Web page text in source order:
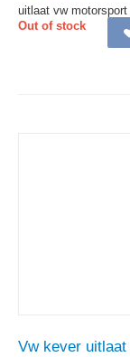
uitlaat vw
Out of stock
Vw kever